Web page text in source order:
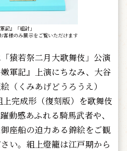
記』「組討」
客様のみ展示をご覧いただけます
猿若祭二月大歌舞伎」公演
軍記』上演にちなみ、大谷
（くみあげどうろうえ）
上完成形（復刻版）を歌舞伎
動感あふれる騎馬武者や、
座船の迫力ある錦絵をご観
い。組上燈籠は江戸期から